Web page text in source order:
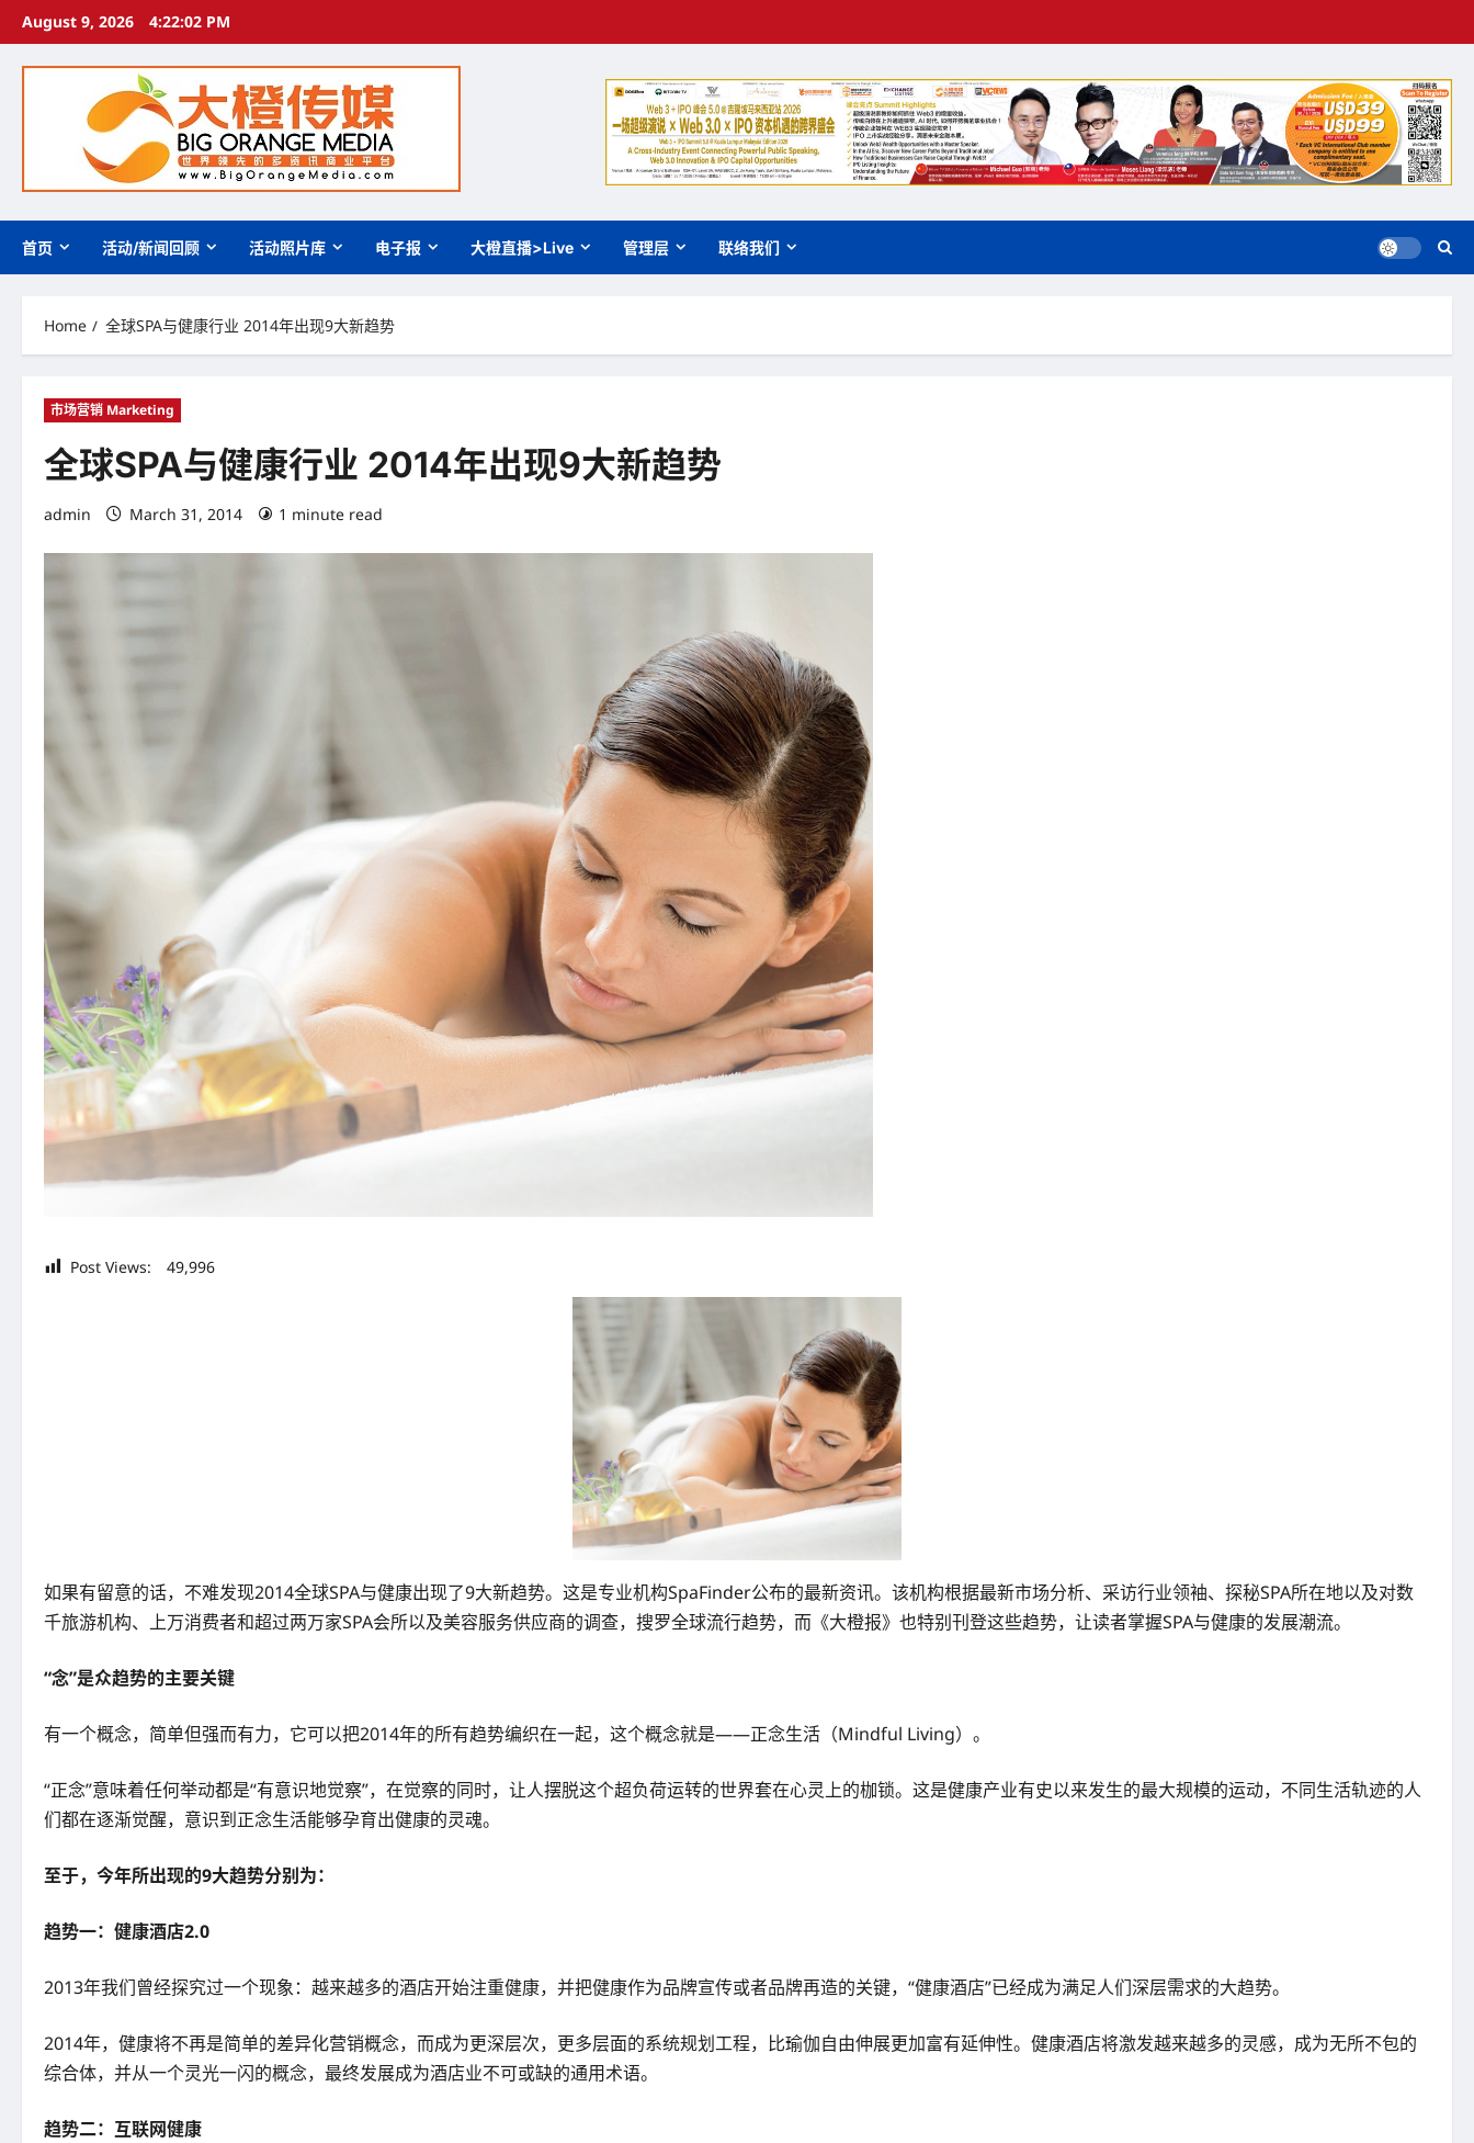
Skip
content
August 9, 2026 4:22:03 PM
首页 活动/新闻回顾 活动照片库 电子报 大橙直播>Live 管理层 联络我们
Home 全球SPA与健康行业 2014年出现9大新趋势
市场营销 Marketing
全球SPA与健康行业 2014年出现9大新趋势
admin March 31, 2014 1 minute read
Post Views: 49,996
如果有留意的话，不难发现2014全球SPA与健康出现了9大新趋势。这是专业机构SpaFinder公布的最新资讯。该机构根据最新市场分析、采访行业领袖、探秘SPA所在地以及对数
千旅游机构、上万消费者和超过两万家SPA会所以及美容服务供应商的调查，搜罗全球流行趋势，而《大橙报》也特别刊登这些趋势，让读者掌握SPA与健康的发展潮流。
“念”是众趋势的主要关键
有一个概念，简单但强而有力，它可以把2014年的所有趋势编织在一起，这个概念就是——正念生活（Mindful Living）。
“正念”意味着任何举动都是“有意识地觉察”，在觉察的同时，让人摆脱这个超负荷运转的世界套在心灵上的枷锁。这是健康产业有史以来发生的最大规模的运动，不同生活轨迹的人
们都在逐渐觉醒，意识到正念生活能够孕育出健康的灵魂。
至于，今年所出现的9大趋势分别为：
趋势一：健康酒店2.0
2013年我们曾经探究过一个现象：越来越多的酒店开始注重健康，并把健康作为品牌宣传或者品牌再造的关键，“健康酒店”已经成为满足人们深层需求的大趋势。
2014年，健康将不再是简单的差异化营销概念，而成为更深层次，更多层面的系统规划工程，比瑜伽自由伸展更加富有延伸性。健康酒店将激发越来越多的灵感，成为无所不包的
综合体，并从一个灵光一闪的概念，最终发展成为酒店业不可或缺的通用术语。
趋势二：互联网健康